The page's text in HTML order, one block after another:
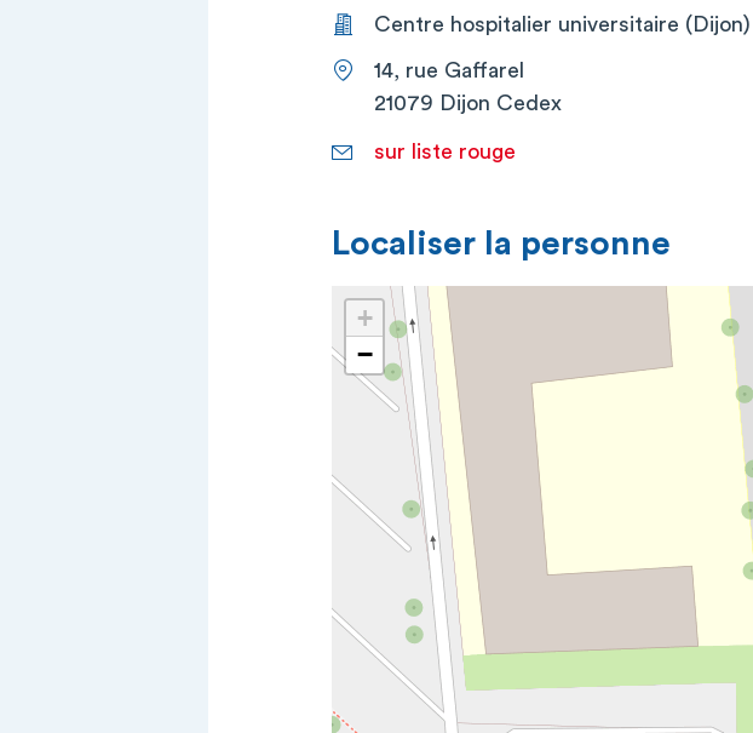
Centre hospitalier universitaire
14, rue Gaffarel
21079 Dijon Cedex
sur liste rouge
Localiser la personne
+
−